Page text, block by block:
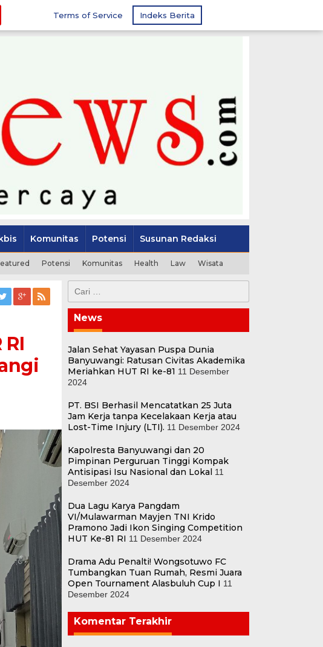
Terms of Service Indeks Berita
Komunitas Potensi Susunan Redaksi
Potensi Komunitas Health Law Wisata
untuk:
News
Jalan Sehat Yayasan Puspa Dunia
Banyuwangi: Ratusan Civitas Akademika
Meriahkan HUT RI ke-81 11 Desember
2024
PT. BSI Berhasil Mencatatkan 25 Juta
Jam Kerja tanpa Kecelakaan Kerja atau
Lost-Time Injury (LTI). 11 Desember 2024
Kapolresta Banyuwangi dan 20
Pimpinan Perguruan Tinggi Kompak
Antisipasi Isu Nasional dan Lokal 11
Desember 2024
Dua Lagu Karya Pangdam
VI/Mulawarman Mayjen TNI Krido
Pramono Jadi Ikon Singing Competition
HUT Ke-81 RI 11 Desember 2024
Drama Adu Penalti! Wongsotuwo FC
Tumbangkan Tuan Rumah, Resmi Juara
Open Tournament Alasbuluh Cup I 11
Desember 2024
Komentar Terakhir